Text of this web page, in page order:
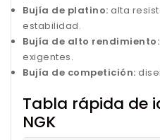
Bujía de platino: alta
estabilidad.
Bujía de alto rendimiento:
exigentes.
Bujía de competición:
Tabla rápida de
NGK